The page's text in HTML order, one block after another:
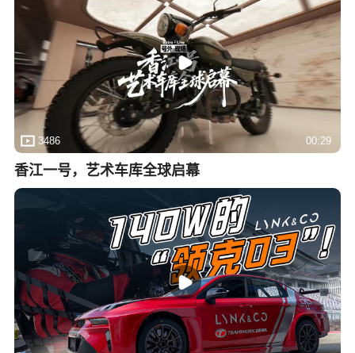
3486 00:29
香江一号，艺术车库全球启幕